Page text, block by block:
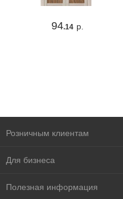
94.14 р.
Розничным клиентам
Для бизнеса
Полезная информация